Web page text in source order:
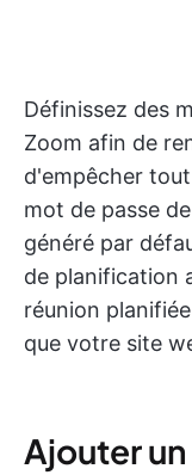
Définissez des
Zoom afin de
d'empêcher
mot de passe
généré par
de planification
réunion
que votre site
Ajouter